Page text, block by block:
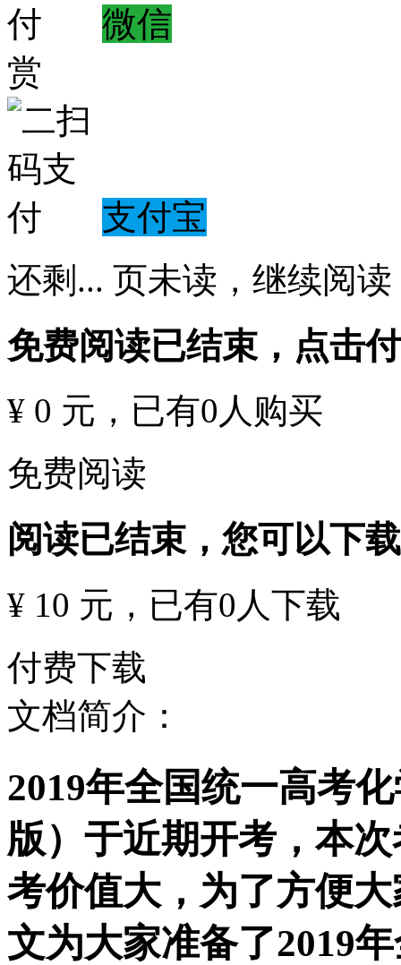
微信
赏
支付宝
还剩 ... 页未读， 继续阅读
免费阅读已结束，点击
¥ 0 元 ，已有0 人购买
免费阅读
阅读已结束，您可以下
¥ 10 元 ，已有0 人下载
付费下载
文档简介：
2019年全国统一高考
版）于近期开考，本
考价值大，为了方便
文为大家准备了2019